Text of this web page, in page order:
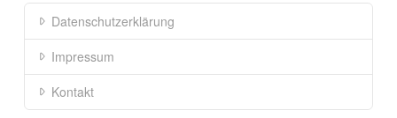
Datenschutzerklärung
Impressum
Kontakt